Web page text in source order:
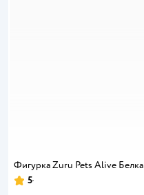
Фигурка Zuru Pets Alive Белка
5